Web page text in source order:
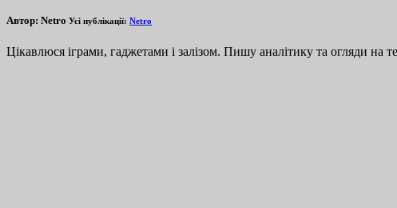
Автор: Netro Усі публікації: Netro
Цікавлюся іграми, гаджетами і залізом. Пишу аналітику та огляди на